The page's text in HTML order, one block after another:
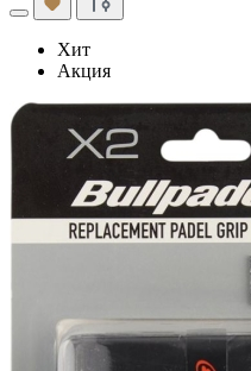
Хит
Акция